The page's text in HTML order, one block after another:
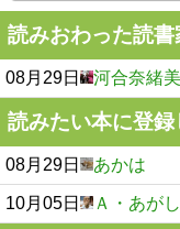
読みおわった読
08月29日 河合奈緒美
読みたい本に登
08月29日 あかは
10月05日 Ａ・あがし